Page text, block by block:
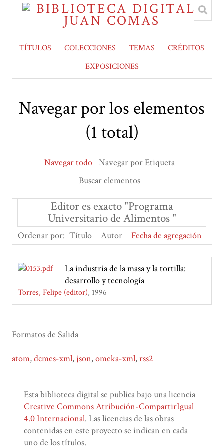
TÍTULOS COLECCIONES TEMAS
CRÉDITOS
EXPOSICIONES
Navegar por los elementos
(1 total)
Navegar todo Navegar por Etiqueta
Buscar elementos
Editor es exacto "Programa
Universitario de Alimentos "
Ordenar por: Título Autor Fecha de agregación
La industria de la masa y la tortilla:
desarrollo y tecnología
Torres, Felipe (editor) 1996
Formatos de Salida
atom,dcmes-xml, json,omeka-xml,rss2
Esta biblioteca digital se publica bajo una licencia
Creative Commons Atribución-CompartirIgual
4.0 Internacional. Las licencias de las obras
contenidas en este proyecto se indican en cada
uno de los títulos.